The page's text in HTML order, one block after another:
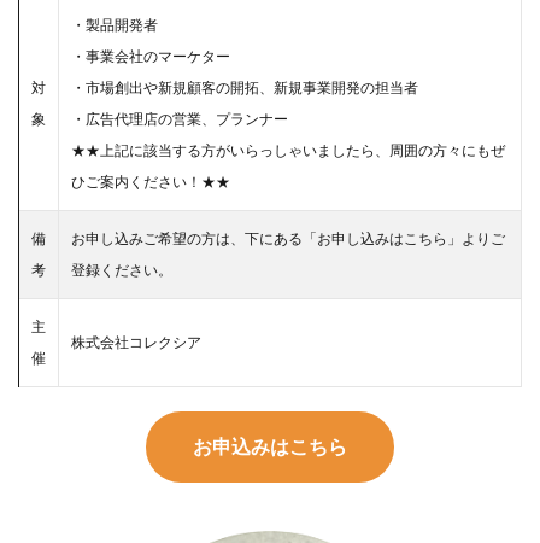
対
象
・製品開発者
・事業会社のマーケター
・市場創出や新規顧客の開拓、新規事業開発の担当者
・広告代理店の営業、プランナー
★★上記に該当する方がいらっしゃいましたら、周囲の方々にもぜ
ひご案内ください！★★
備
考
お申し込みご希望の方は、下にある「お申し込みはこちら」よりご
登録ください。
主
催
株式会社コレクシア
お申込みはこちら